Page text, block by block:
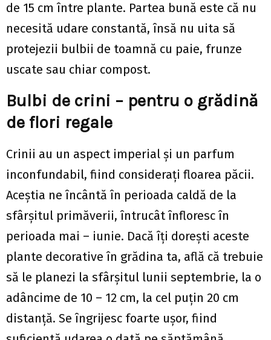
de 15 cm între plante. Partea bună este că nu
necesită udare constantă, însă nu uita să
protejezii bulbii de toamnă cu paie, frunze
uscate sau chiar compost.
Bulbi de crini – pentru o grădină
de flori regale
Crinii au un aspect imperial și un parfum
inconfundabil, fiind considerați floarea păcii.
Aceștia ne încântă în perioada caldă de la
sfârșitul primăverii, întrucât înfloresc în
perioada mai – iunie. Dacă îți dorești aceste
plante decorative în grădina ta, află că trebuie
să le planezi la sfârșitul lunii septembrie, la o
adâncime de 10 – 12 cm, la cel puțin 20 cm
distanță. Se îngrijesc foarte ușor, fiind